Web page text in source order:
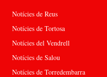
Notícies de Reus
Notícies de Tortosa
Notícies del Vendrell
Notícies de Salou
Notícies de Torredembarra